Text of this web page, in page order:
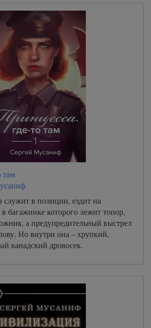
там
служит в полиции, ездит на
багажнике которого лежит топор,
а предупредительный выстрел
Но внутри она – хрупкий,
канадский дровосек.